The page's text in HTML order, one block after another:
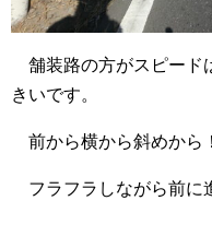
舗装路の方がスピード
きいです。
前から横から斜めから！
フラフラしながら前に